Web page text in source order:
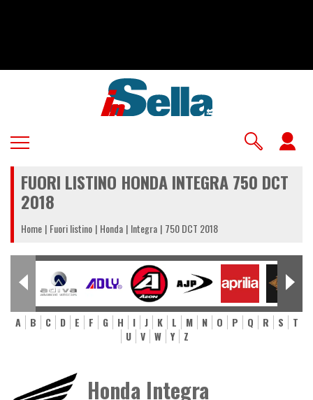
FUORI LISTINO HONDA INTEGRA 750 DCT
2018
Home Fuori listino Honda Integra 750 DCT 2018
A B C D E F G H I J K L M N O P Q R S
T
U
V W Y Z
Honda Integra